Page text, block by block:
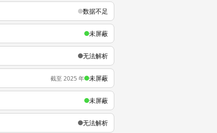
数据不足
未屏蔽
无法解析
截至 2025 年 未屏蔽
未屏蔽
无法解析